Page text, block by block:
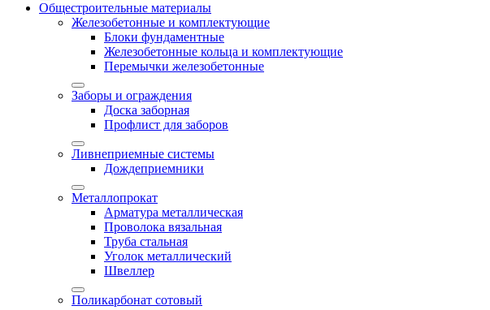
Общестроительные материалы
Железобетонные и комплектующие
Блоки фундаментные
Железобетонные кольца и комплектующие
Перемычки железобетонные
Заборы и ограждения
Доска заборная
Профлист для заборов
Ливнеприемные системы
Дождеприемники
Металлопрокат
Арматура металлическая
Проволока вязальная
Труба стальная
Уголок металлический
Швеллер
Поликарбонат сотовый